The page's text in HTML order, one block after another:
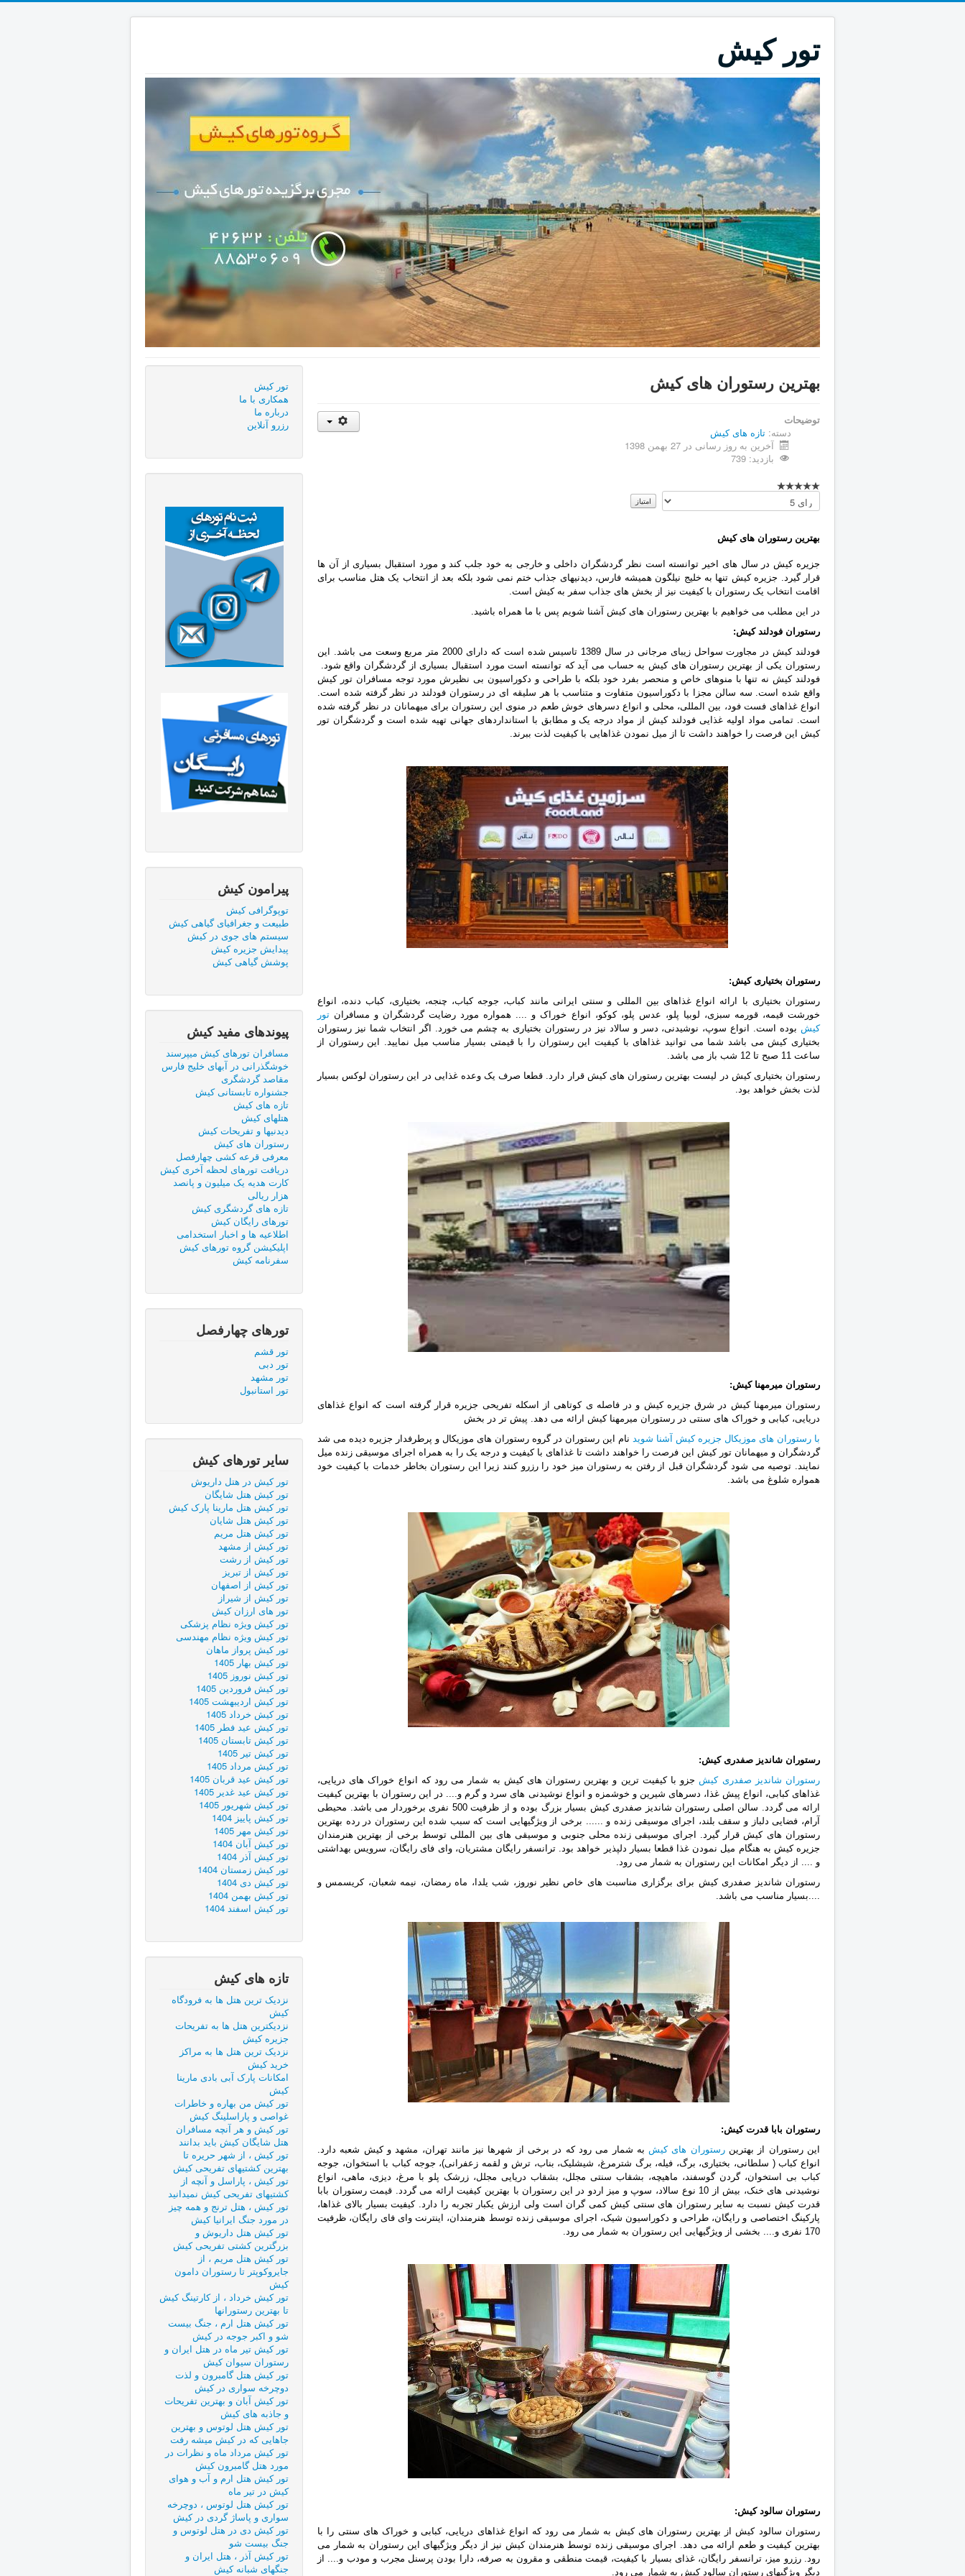
تور کیش
بهترین رستوران های کیش
توضیحات
دسته: تازه های کیش
آخرین به روز رسانی در 27 بهمن 1398
بازدید: 739
لطفا
رای
بهترین رستوران های کیش
جزیره کیش در سال های اخیر توانسته است نظر گردشگران داخلی و خارجی به خود جلب کند و مورد استقبال بسیاری از آن ها
قرار گیرد. جزیره کیش تنها به خلیج نیلگون همیشه فارس، دیدنیهای جذاب ختم نمی شود بلکه بعد از انتخاب یک هتل مناسب برای
اقامت انتخاب یک رستوران با ‏کیفیت نیز از بخش های جذاب سفر به کیش است.
در این مطلب می خواهیم با ‏بهترین رستوران های کیش آشنا شویم پس با ما همراه باشید.
رستوران فودلند کیش‎:
فودلند کیش در مجاورت سواحل ‏زیبای مرجانی در سال 1389 ‏تاسیس شده است که دارای 2000 متر مربع وسعت می باشد. این
فودلند کیش نه تنها با منوهای خاص و منحصر بفرد خود بلکه با طراحی و دکوراسیون بی نظیرش مورد توجه مسافران تور کیش
واقع شده است. سه سالن مجزا با ‏دکوراسیون متفاوت و متناسب با هر سلیقه ای در رستوران فودلند در نظر گرفته شده است.
انواع غذاهای فست فود، بین المللی، محلی و انواع دسرهای خوش طعم در منوی این رستوران برای میهمانان در نظر گرفته شده
است. تمامی مواد اولیه غذایی فودلند کیش از مواد درجه یک و مطابق با استانداردهای جهانی تهیه شده است و گردشگران تور
کیش این فرصت را خواهند داشت تا از میل نمودن غذاهایی با ‏کیفیت لذت ببرند.
رستوران بختیاری‎ کیش
:
رستوران بختیاری با ارائه انواع غذاهای بین المللی و سنتی ایرانی مانند کباب، جوجه کباب، چنجه، بختیاری، کباب دنده، انواع
‏خورشت قیمه، قورمه سبزی، لوبیا پلو، عدس پلو، کوکو، انواع خوراک و .... همواره مورد رضایت گردشگران و مسافران تور
کیش بوده است. انواع سوپ، ‏نوشیدنی، دسر و سالاد نیز در رستوران بختیاری به چشم می خورد. اگر انتخاب شما نیز رستوران
بختیاری کیش می باشد شما می توانید غذاهای با کیفیت این رستوران را با قیمتی بسیار مناسب میل نمایید. این رستوران از
ساعت 11 صبح تا 12 شب باز می باشد.
رستوران بختیاری کیش در لیست ‏بهترین رستوران های کیش قرار دارد. قطعا صرف یک ‏وعده غذایی در این رستوران لوکس بسیار
لذت بخش خواهد بود.
رستوران میرمهنا کیش‎:
رستوران میرمهنا کیش در شرق ‏جزیره کیش و در فاصله ی کوتاهی از اسکله تفریحی جزیره قرار گرفته است که انواع غذاهای
دریایی، کبابی و خوراک های سنتی در رستوران میرمهنا کیش ارائه می دهد. پیش تر در بخش
با رستوران های موزیکال جزیره کیش آشنا شوید نام این رستوران در گروه رستوران های موزیکال و پرطرفدار جزیره دیده می شد
گردشگران و میهمانان تور کیش این فرصت را خواهند داشت تا غذا‏های با کیفیت و درجه یک را به همراه اجرای موسیقی ‏زنده میل
نمایند. توصیه می شود گردشگران قبل از رفتن به رستوران ‏میز خود را رزرو کنند زیرا این رستوران بخاطر خدمات با کیفیت خود
همواره شلوغ می باشد.
رستوران شاندیز صفدری کیش جزو با کیفیت ترین و بهترین رستوران های کیش به شمار می رود که انواع خوراک های دریایی،
غذاهای کبابی، انواع پیش غذا، ‏دسرهای شیرین و خوشمزه و انواع نوشیدنی های سرد و گرم و.... در این رستوران با بهترین کیفیت
ارائه می گردد. سالن اصلی رستوران شاندیز صفدری کیش ‏بسیار بزرگ بوده و از ظرفیت 500 نفری برخوردار می باشد. محیطی
آرام، فضایی دلباز و سقف بلند، اجرای ‏موسیقی زنده و ...... برخی از ویژگیهایی است که سبب شده این رستوران در رده بهترین
رستوران های کیش قرار گیرد. اجرای ‏موسیقی زنده محلی جنوبی و موسیقی های بین ‏المللی توسط برخی از بهترین هنرمندان
جزیره کیش به هنگام میل نمودن غذا قطعا بسیار دلپذیر خواهد بود. ترانسفر رایگان مشتریان، وای ‏فای رایگان، سرویس بهداشتی
و .... از دیگر امکانات این رستوران به شمار می رود.
رستوران شاندیز صفدری کیش برای برگزاری مناسبت های خاص نظیر نوروز، شب ‏یلدا، ماه رمضان، نیمه شعبان، کریسمس و
....بسیار مناسب می باشد.
رستوران بابا قدرت کیش‎:
این رستوران از بهترینرستوران های کیش به شمار می رود که در برخی از شهرها نیز مانند تهران، مشهد و کیش شعبه دارد.
انواع ‏کباب ( سلطانی، بختیاری، برگ، فیله، برگ شترمرغ، شیشلیک، بناب، ترش و لقمه ‏زعفرانی)، جوجه کباب با استخوان، جوجه
کباب بی استخوان، گردن گوسفند، ماهیچه، ‏بشقاب سنتی مجلل، بشقاب دریایی مجلل، زرشک پلو با مرغ، دیزی، ماهی، انواع
‏نوشیدنی های خنک، بیش از 10 نوع سالاد، سوپ و میز اردو در این رستوران با بهترین کیفیت ارائه می گردد. قیمت رستوران ‏بابا
قدرت کیش نسبت به سایر رستوران های سنتی کیش کمی گران است ولی ارزش یکبار تجربه را دارد. ‏کیفیت بسیار بالای غذاها،
پارکینگ اختصاصی و رایگان، طراحی و دکوراسیون شیک، اجرای ‏موسیقی زنده توسط هنرمندان، اینترنت وای ‏فای رایگان، ظرفیت
170 نفری و.... بخشی از ویژگیهایی این رستوران به شمار می رود.
رستوران سالود کیش‎:
رستوران سالود کیش از بهترین رستوران های کیش به شمار می رود که انواع غذاهای دریایی، کبابی و خوراک های سنتی را با
بهترین کیفیت و طعم ارائه می دهد. اجرای موسیقی زنده توسط هنرمندان کیش نیز از دیگر ویژگیهای این رستوران به شمار می
رود. رزرو میز، ‏ترانسفر رایگان، غذای بسیار با کیفیت، قیمت منطقی و مقرون ‏به صرفه، دارا بودن پرسنل مجرب و مودب و.... از
دیگر ویژگیهای رستوران سالود کیش به شمار می رود.
تور کیش
همكاری با ما
درباره ما
رزرو آنلاین
پیرامون کیش
توپوگرافی کیش
طبيعت و جغرافيای گياهی كيش
سیستم های جوی در کیش
پیدایش جزیره کیش
پوشش گياهی كيش
پیوندهای مفید كيش
مسافران تورهای کیش میپرسند
خوشگذرانی در آبهای خلیج فارس
مقاصد گردشگری
جشنواره تابستانی کیش
تازه های کیش
هتلهای کیش
دیدنیها و تفریحات کیش
رستوران های کیش
معرفی قرعه کشی چهارفصل
دریافت تورهای لحظه آخری کیش
کارت هدیه یک میلیون و پانصد
هزار ریالی
تازه های گردشگری کیش
تورهای رایگان کیش
اطلاعیه ها و اخبار استخدامی
اپلیکیشن گروه تورهای کیش
سفرنامه کیش
تورهای چهارفصل
تور قشم
تور دبی
تور مشهد
تور استانبول
ساير تورهای کیش
تور کیش در هتل داریوش
تور كيش هتل شایگان
تور کیش هتل مارینا پارک کیش
تور کیش هتل شایان
تور کیش هتل مریم
تور کیش از مشهد
تور کیش از رشت
تور کیش از تبریز
تور کیش از اصفهان
تور کیش از شیراز
تور های ارزان کیش
تور کیش ویژه نظام پزشکی
تور کیش ویژه نظام مهندسی
تور کیش پرواز ماهان
تور کیش بهار 1405
تور کیش نوروز 1405
تور کیش فروردین 1405
تور کیش اردیبهشت 1405
تور کیش خرداد 1405
تور کیش عید فطر 1405
تور کیش تابستان 1405
تور کیش تیر 1405
تور کیش مرداد 1405
تور کیش عید قربان 1405
تور کیش عید غدیر 1405
تور کیش شهریور 1405
تور کیش پاییز 1404
تور کیش مهر 1405
تور کیش آبان 1404
تور کیش آذر 1404
تور کیش زمستان 1404
تور کیش دی 1404
تور کیش بهمن 1404
تور کیش اسفند 1404
تازه های کیش
نزدیک ترین هتل ها به فرودگاه
کیش
نزدیکترین هتل ها به تفریحات
جزیره کیش
نزدیک ترین هتل ها به مراکز
خرید کیش
امکانات پارک آبی بادی مارینا
کیش
تور کیش من بهاره و خاطرات
غواصی و پاراسلینگ کیش
تور کیش و هر آنچه مسافران
هتل شایگان کیش باید بدانند
تور کیش ، از شهر حریره تا
بهترین کشتیهای تفریحی کیش
تور کیش ، پاراسل و آنچه از
کشتیهای تفریحی کیش نمیدانید
تور کیش ، هتل ترنج و همه چیز
در مورد جنگ ایرانیا کیش
تور کیش هتل داریوش و
بزرگترین کشتی تفریحی کیش
تور کیش هتل مریم ، از
جایروکوپتر تا رستوران دامون
کیش
تور کیش خرداد ، از کارتینگ کیش
تا بهترین رستورانها
تور کیش هتل ارم ، جنگ بیست
شو و اکبر جوجه در کیش
تور کیش تیر ماه در هتل ایران و
رستوران سیوان کیش
تور کیش هتل گامبرون و لذت
دوچرخه سواری در کیش
تور کیش آبان و بهترین تفریحات
و جاذبه های کیش
تور کیش هتل لوتوس و بهترین
جاهایی که در کیش میشه رفت
تور کیش مرداد ماه و نظرات در
مورد هتل گامبرون کیش
تور کیش هتل ارم و آب و هوای
کیش در تیر ماه
تور کیش هتل لوتوس ، دوچرخه
سواری و پاساژ گردی در کیش
تور کیش دی در هتل لوتوس و
جنگ بیست شو
تور کیش آذر ، هتل ایران و
جنگهای شبانه کیش